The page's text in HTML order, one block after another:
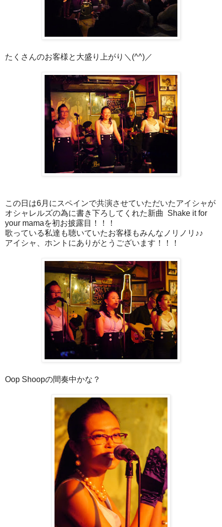
たくさんのお客様と大盛り上がり＼(^^)／
この日は6月にスペインで共演させていただいたアイシャが
オシャレルズの為に書き下ろしてくれた新曲 Shake it for
your mamaを初お披露目！！！
歌っている私達も聴いていたお客様もみんなノリノリ♪♪
アイシャ、ホントにありがとうございます！！！
Oop Shoopの間奏中かな？